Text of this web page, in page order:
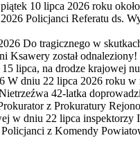
10 lipca 2026 roku
Policjanci Referatu ds.
Do tragicznego w
został
15 lipca, na drodze krajowej
W dniu 22 lipca 2026 roku
42-latka
z Prokuratury
w dniu 22 lipca
Policjanci z Komendy